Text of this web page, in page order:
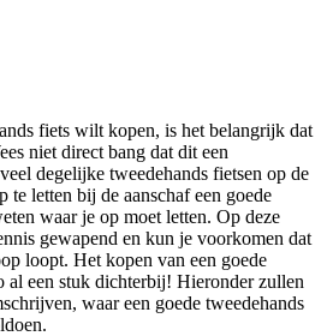
fiets wilt kopen, is het belangrijk dat
niet direct bang dat dit een
degelijke tweedehands fietsen op de
te letten bij de aanschaf een goede
waar je op moet letten. Op deze
gewapend en kun je voorkomen dat
loopt. Het kopen van een goede
al een stuk dichterbij! Hieronder zullen
waar een goede tweedehands